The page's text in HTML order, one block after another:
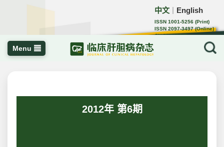
中文 English
ISSN 1001-5256 (Print)
ISSN 2097-3497 (Online)
CN 22-1108/R
Menu
2012年 第6期